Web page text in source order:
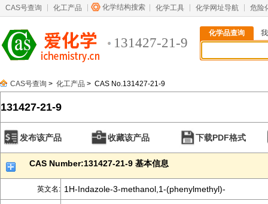
CAS号查询 化工产品 化学结构搜索 化学工具 化学网址导航 危险
131427-21-9
化学品查询
CAS号查询 > 化工产品 > CAS No.131427-21-9
131427-21-9
发布该产品 收藏该产品 下载PDF格式
CAS Number:131427-21-9 基本信息
英文名: 1H-Indazole-3-methanol,1-(phenylmethyl)-